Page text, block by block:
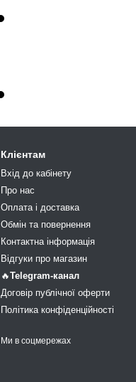
Клієнтам
Вхід до кабінету
Про нас
Оплата і доставка
Обмін та повернення
Контактна інформація
Відгуки про магазин
🔥Telegram-канал
Договір публічної оферти
Політика конфіденційності
Ми в соцмережах